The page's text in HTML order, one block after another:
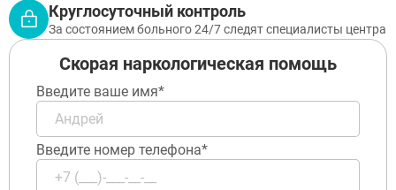
Круглосуточный контроль
За состоянием больного 24/7 следят специалисты центра
Скорая наркологическая помощь
Введите ваше имя*
Введите номер телефона*
Куровское
Пущино
Черноголовка
Талдом
Руза
Краснозаводск
Яхрома
Белоозёрский
Высоковск
Дрезна
Пересвет